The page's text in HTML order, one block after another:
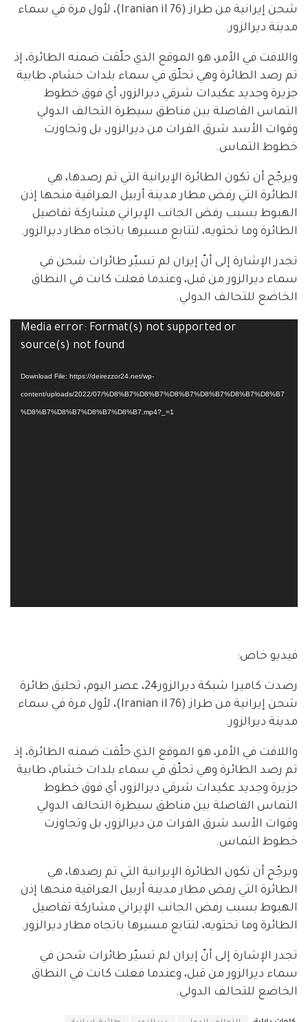
شحن إيرانية من طراز (Iranian il 76)، لأول مرة في سماء
مدينة ديرالزور.
واللافت في الأمر، هو الموقع الذي حلّقت ضمنه الطائرة، إذ
تم رصد الطائرة وهي تحلّق في سماء بلدات خشام، طابية
جزيرة وجديد عكيدات شرقي ديرالزور، أي فوق خطوط
التماس الفاصلة بين مناطق سيطرة التحالف الدولي
وقوات الأسد شرق الفرات من ديرالزور، بل وتجاوزت
خطوط التماس.
ويرجّح أن تكون الطائرة الإيرانية التي تم رصدها، هي
الطائرة التي رفض مطار مدينة أربيل العراقية منحها إذن
الهبوط بسبب رفض الجانب الإيراني مشاركة تفاصيل
الطائرة وما تحتويه، لتتابع مسيرها باتجاه مطار ديرالزور.
تجدر الإشارة إلى أنّ إيران لم تسيّر طائرات شحن في
سماء ديرالزور من قبل، وعندما فعلت كانت في النطاق
الخاضع للتحالف الدولي.
Media error: Format(s) not supported or
source(s) not found
Download File: https://deirezzor24.net/wp-
content/uploads/2022/07/%D8%B7%D8%B7%D8%B7%D8%B7%D8%B7%D8%B7
%D8%B7%D8%B7%D8%B7%D8%B7.mp4?_=1
فيديو خاص:
رصدت كاميرا شبكة ديرالزور24، عصر اليوم، تحليق طائرة
شحن إيرانية من طراز (Iranian il 76)، لأول مرة في سماء
مدينة ديرالزور.
واللافت في الأمر، هو الموقع الذي حلّقت ضمنه الطائرة، إذ
تم رصد الطائرة وهي تحلّق في سماء بلدات خشام، طابية
جزيرة وجديد عكيدات شرقي ديرالزور، أي فوق خطوط
التماس الفاصلة بين مناطق سيطرة التحالف الدولي
وقوات الأسد شرق الفرات من ديرالزور، بل وتجاوزت
خطوط التماس.
ويرجّح أن تكون الطائرة الإيرانية التي تم رصدها، هي
الطائرة التي رفض مطار مدينة أربيل العراقية منحها إذن
الهبوط بسبب رفض الجانب الإيراني مشاركة تفاصيل
الطائرة وما تحتويه، لتتابع مسيرها باتجاه مطار ديرالزور.
تجدر الإشارة إلى أنّ إيران لم تسيّر طائرات شحن في
سماء ديرالزور من قبل، وعندما فعلت كانت في النطاق
الخاضع للتحالف الدولي.